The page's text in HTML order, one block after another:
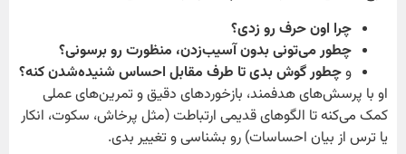
چرا اون حرف رو زدی؟
چطور می‌تونی بدون آسیب‌زدن، منظورت رو برسونی؟
وچطور گوش بدی تا طرف مقابل احساس شنیده‌شدن کنه؟
او با پرسش‌های هدفمند، بازخوردهای دقیق و تمرین‌های عملی
کمک می‌کنه تا الگوهای قدیمی ارتباطت (مثل پرخاش، سکوت، انکار
یا ترس از بیان احساسات) رو بشناسی و تغییر بدی.